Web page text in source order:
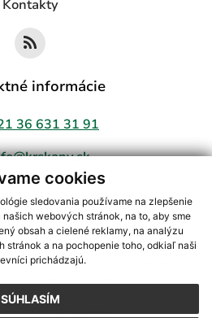
cookies
sledovania používame na zlepšenie
webových stránok, na to, aby sme
obsah a cielené reklamy, na analýzu
stránok a na pochopenie toho, odkiaľ naši
prichádzajú.
SÚHLASÍM
Kontakty
informácie
36 631 31 91
aktuálnych informácií s využitím RSS
ECHELON 2,Mapa stránok,web portál
s.r.o.,domény,registrácia domény
07.08.2026